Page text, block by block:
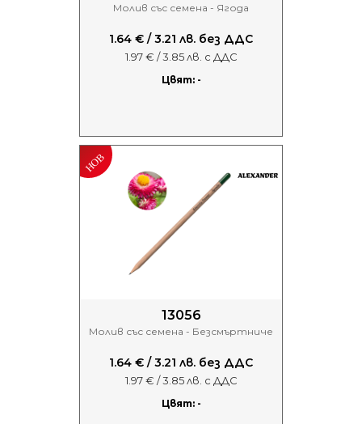
Молив със семена - Ягода
1.64 € / 3.21 лв. без ДДС
1.97 € / 3.85 лв. с ДДС
Цвят: -
13056
Молив със семена - Безсмъртниче
1.64 € / 3.21 лв. без ДДС
1.97 € / 3.85 лв. с ДДС
Цвят: -